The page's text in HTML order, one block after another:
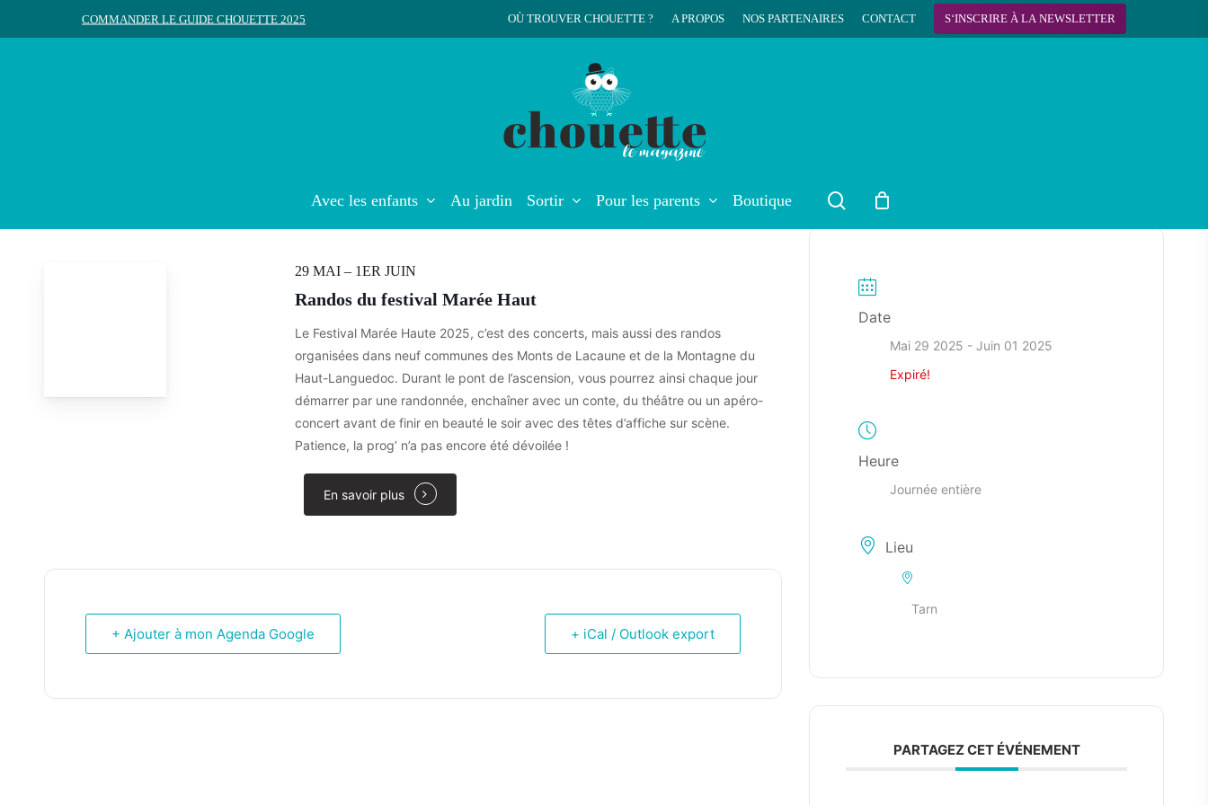
to
COMMANDER LE GUIDE CHOUETTE 2025 OÙ TROUVER CHOUETTE ? A PROPOS NOS PARTENAIRES CONTACT S‘INSCRIRE À LA NEWSLETTER
Avec les enfants Au jardin Sortir Pour les parents Boutique search
29 MAI – 1ER JUIN
Randos du festival Marée Haut
Le Festival Marée Haute 2025, c’est des concerts, mais aussi des randos
organisées dans neuf communes des Monts de Lacaune et de la Montagne du
Haut-Languedoc. Durant le pont de l’ascension, vous pourrez ainsi chaque jour
démarrer par une randonnée, enchaîner avec un conte, du théâtre ou un apéro-
concert avant de finir en beauté le soir avec des têtes d’affiche sur scène.
Patience, la prog’ n’a pas encore été dévoilée !
En savoir plus
+ Ajouter à mon Agenda Google + iCal / Outlook export
Date
Mai 29 2025 - Juin 01 2025
Expiré!
Heure
Journée entière
Lieu
Tarn
PARTAGEZ CET ÉVÉNEMENT